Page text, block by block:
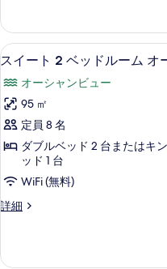
フ
ロ
ン
ト
の
す
て
の
ン
フ
ロ
ン
ト
の
詳
細
ム
オ
ー
シ
ャ
ン
フ
ロ
ト
す
1
ベ
ッ
ル
ー
ム
オ
ー
ャ
ン
フ
の
ス
ー
ト
2
ベ
ッ
ド
ム
7
スイート 2 ベッドルーム オ
オーシャンビュー
95 ㎡
定員 8 名
ダブルベッド 2 台またはキ
ッド 1 台
WiFi (無料)
詳細
ス
2